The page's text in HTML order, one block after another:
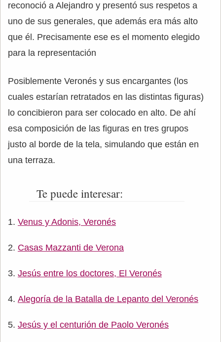
reconoció a Alejandro y presentó sus respetos a
uno de sus generales, que además era más alto
que él. Precisamente ese es el momento elegido
para la representación
Posiblemente Veronés y sus encargantes (los
cuales estarían retratados en las distintas figuras)
lo concibieron para ser colocado en alto. De ahí
esa composición de las figuras en tres grupos
justo al borde de la tela, simulando que están en
una terraza.
Te puede interesar:
Venus y Adonis, Veronés
Casas Mazzanti de Verona
Jesús entre los doctores, El Veronés
Alegoría de la Batalla de Lepanto del Veronés
Jesús y el centurión de Paolo Veronés